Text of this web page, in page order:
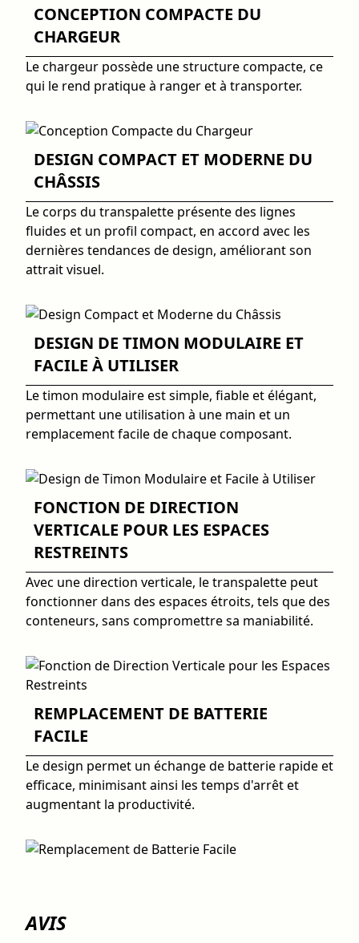
CONCEPTION COMPACTE DU
CHARGEUR
Le chargeur possède une structure compacte, ce
qui le rend pratique à ranger et à transporter.
DESIGN COMPACT ET MODERNE DU
CHÂSSIS
Le corps du transpalette présente des lignes
fluides et un profil compact, en accord avec les
dernières tendances de design, améliorant son
attrait visuel.
DESIGN DE TIMON MODULAIRE ET
FACILE À UTILISER
Le timon modulaire est simple, fiable et élégant,
permettant une utilisation à une main et un
remplacement facile de chaque composant.
FONCTION DE DIRECTION
VERTICALE POUR LES ESPACES
RESTREINTS
Avec une direction verticale, le transpalette peut
fonctionner dans des espaces étroits, tels que des
conteneurs, sans compromettre sa maniabilité.
REMPLACEMENT DE BATTERIE
FACILE
Le design permet un échange de batterie rapide et
efficace, minimisant ainsi les temps d'arrêt et
augmentant la productivité.
AVIS